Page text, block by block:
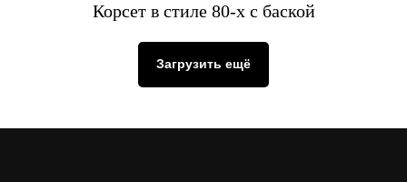
Корсет в стиле 80-х с баской
Загрузить ещё